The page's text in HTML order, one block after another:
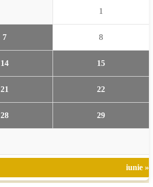
1
7 8
14 15
21 22
28 29
iunie »